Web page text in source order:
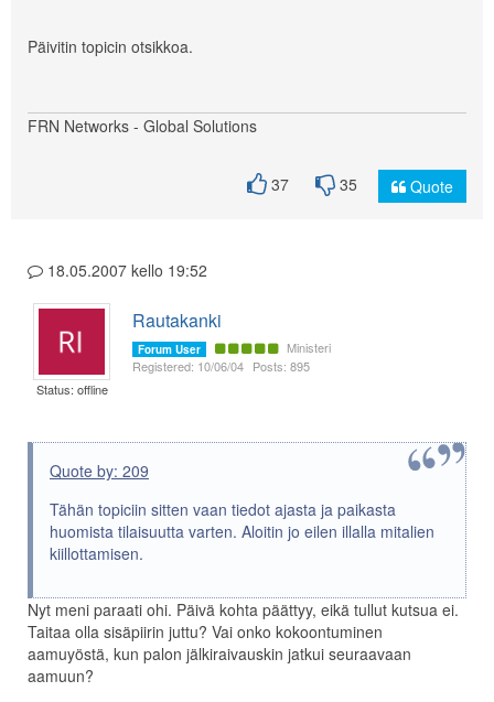
Päivitin topicin otsikkoa.
FRN Networks - Global Solutions
37 35 Quote
18.05.2007 kello 19:52
Status: offline
Rautakanki
Forum User
Ministeri
Registered: 10/06/04 Posts: 895
Quote by: 209
Tähän topiciin sitten vaan tiedot ajasta ja paikasta
huomista tilaisuutta varten. Aloitin jo eilen illalla mitalien
kiillottamisen.
Nyt meni paraati ohi. Päivä kohta päättyy, eikä tullut kutsua ei.
Taitaa olla sisäpiirin juttu? Vai onko kokoontuminen
aamuyöstä, kun palon jälkiraivauskin jatkui seuraavaan
aamuun?